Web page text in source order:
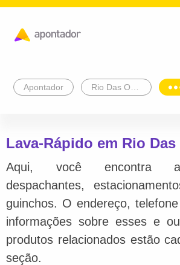
Apontador
Lava-Rápido em Rio
Aqui, você encontra
despachantes,
guinchos. O endereço,
informações sobre esses e
produtos relacionados estão
seção.